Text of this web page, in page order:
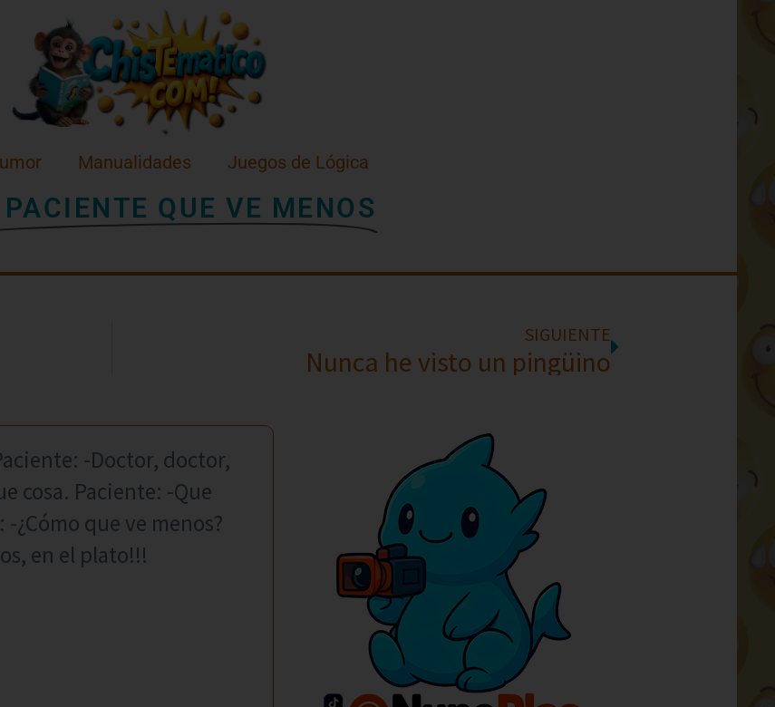
Manualidades Juegos de Lógica
QUE VE MENOS
SIGUIENTE
Nunca he visto un pingüino
-Doctor, doctor,
cosa. Paciente: -Que
¿Cómo que ve menos?
en el plato!!!